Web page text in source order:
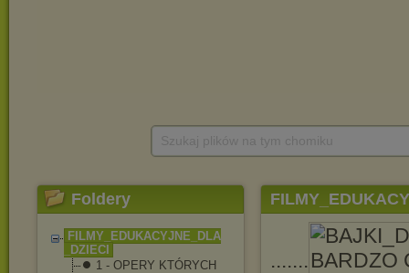
Foldery
FILMY_EDUKACYJNE_DLA
_DZIECI
⏺ 1 - OPERY KTÓRYCH
.......